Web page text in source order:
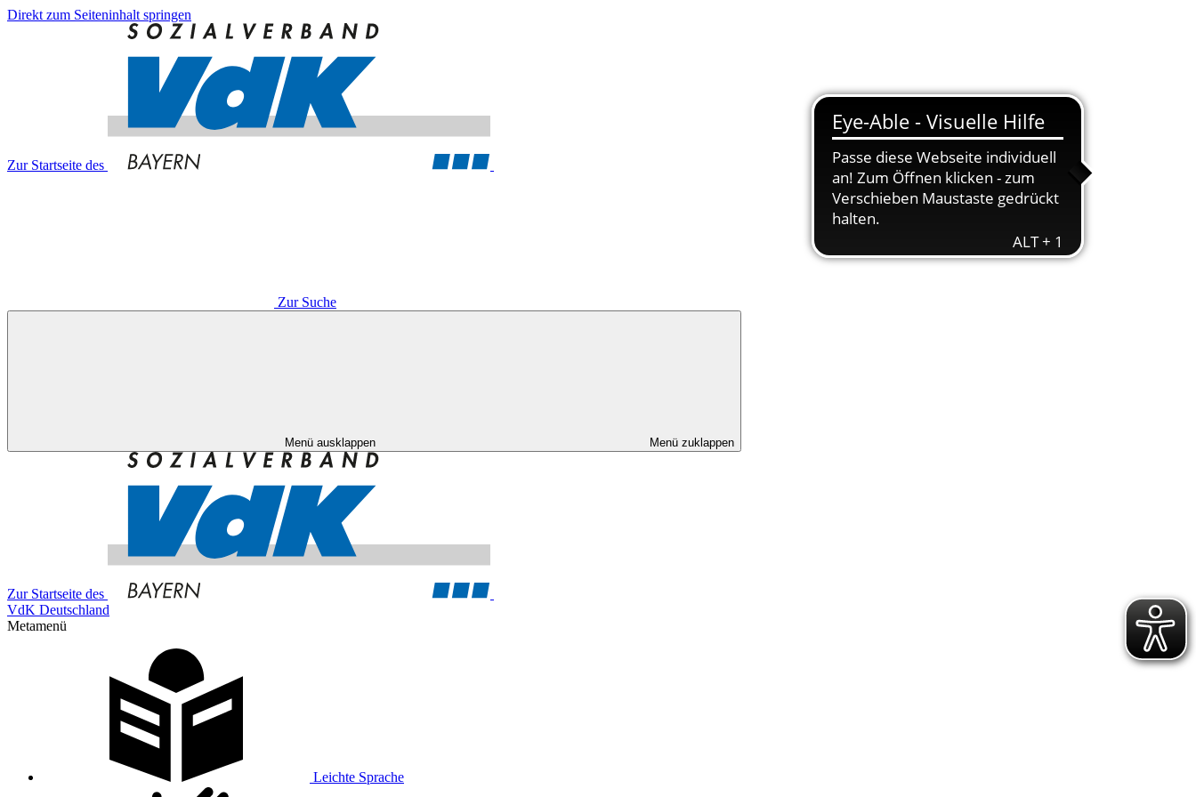
Direkt zum Seiteninhalt springen
Zur Startseite des
Zur Suche
Menü ausklappen Menü zuklappen
Zur Startseite des
VdK Deutschland
Metamenü
Leichte Sprache